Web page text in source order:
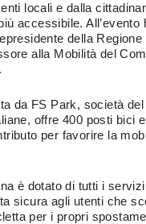
locali e dalla
accessibile. All’evento
della Regione
alla Mobilità del
da FS Park, società
offre 400 posti bici
per favorire la
è dotato di tutti i
sicura agli utenti che
per i propri